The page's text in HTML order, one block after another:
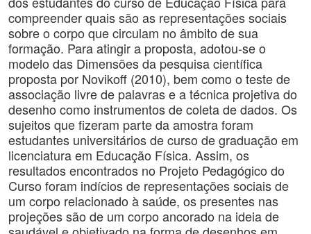
compreender quais são as representações sociais
sobre o corpo que circulam no âmbito de sua
formação. Para atingir a proposta, adotou-se o
modelo das Dimensões da pesquisa científica
proposta por Novikoff (2010), bem como o teste de
associação livre de palavras e a técnica projetiva do
desenho como instrumentos de coleta de dados. Os
sujeitos que fizeram parte da amostra foram
estudantes universitários de curso de graduação em
licenciatura em Educação Física. Assim, os
resultados encontrados no Projeto Pedagógico do
Curso foram indícios de representações sociais de
um corpo relacionado à saúde, os presentes nas
projeções são de um corpo ancorado na ideia de